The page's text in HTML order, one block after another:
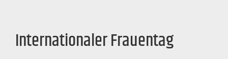
Internationaler Frauentag